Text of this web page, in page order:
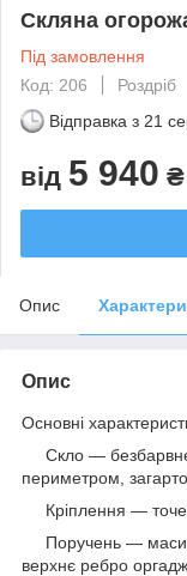
Скляна
Під замовлення
Код: 206
Роздріб
Відправка з 21
від 5 940 ₴
Опис
Опис
Основні
Скло — безбарвне
периметром,
Кріплення —
Поручень — масив
верхнє ребро